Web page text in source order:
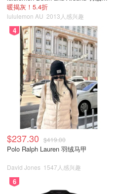
暖揭灰！5.4折
lululemon AU 2013人感兴趣
4
$237.30 $419.00
Polo Ralph Lauren 羽绒马甲
David Jones 1547人感兴趣
6